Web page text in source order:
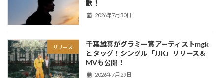
歌！
2026年7月30日
リリース
千葉雄喜がグラミー賞アーティストmgk
とタッグ！シングル「JJK」リリース＆
MVも公開！
2026年7月29日